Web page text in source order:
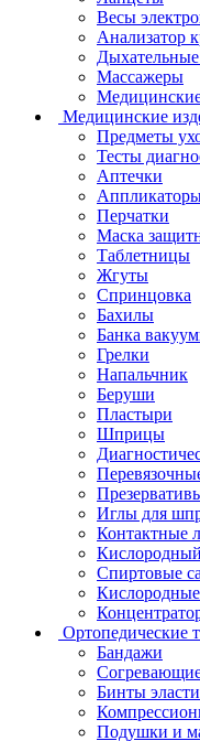
Весы
Анализатор
Массажеры
Медицинские
Предметы
Тесты
Аптечки
Перчатки
Маска
Таблетницы
Жгуты
Спринцовка
Бахилы
Банка
Грелки
Напальчник
Беруши
Пластыри
Шприцы
Иглы для
Контактные
Спиртовые
Ортопедические
Бандажи
Согревающие
Бинты
Подушки и